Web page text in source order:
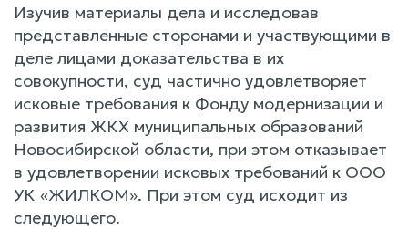
Изучив материалы дела и исследовав
представленные сторонами и участвующими в
деле лицами доказательства в их
совокупности, суд частично удовлетворяет
исковые требования к Фонду модернизации и
развития ЖКХ муниципальных образований
Новосибирской области, при этом отказывает
в удовлетворении исковых требований к ООО
УК «ЖИЛКОМ». При этом суд исходит из
следующего.